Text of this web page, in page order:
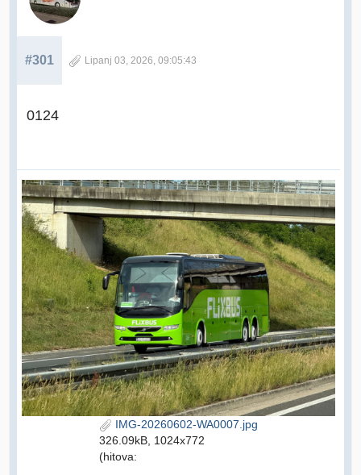
#301 Lipanj 03, 2026, 09:05:43
0124
IMG-20260602-WA0007.jpg
326.09kB, 1024x772
(hitova: